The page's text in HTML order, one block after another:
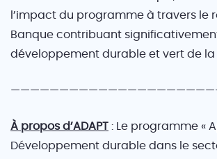
l’impact du programme à travers le
Banque contribuant
développement durable et vert de la
À propos d’ADAPT : Le programme «
Développement durable dans le